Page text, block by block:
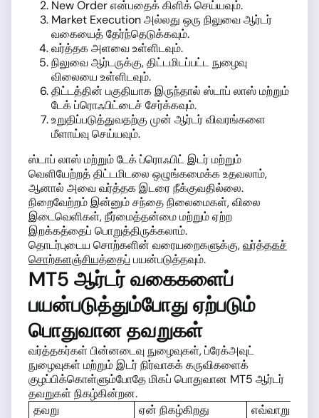
New Order என்பதைக் கிளிக் செய்யவும்.
Market Execution அல்லது ஒரு நிலுவை ஆர்டர்
வகையைத் தேர்ந்தெடுக்கவும்.
வர்த்தக அளவை உள்ளிடவும்.
நிலுவை ஆர்டருக்கு, திட்டமிடப்பட்ட நுழைவு
விலையை உள்ளிடவும்.
திட்டத்தின் பகுதியாக இருந்தால் ஸ்டாப் லாஸ் மற்றும்
டேக் ப்ரொஃபிட்டைச் சேர்க்கவும்.
உறுதிப்படுத்துவதற்கு முன் ஆர்டர் விவரங்களை
மீளாய்வு செய்யவும்.
ஸ்டாப் லாஸ் மற்றும் டேக் ப்ரொஃபிட் இடர் மற்றும்
வெளியேற்றத் திட்டமிடலை ஒழுங்கமைக்க உதவலாம்,
ஆனால் அவை வர்த்தக இடரை நீக்குவதில்லை.
நிறைவேற்றம் இன்னும் சந்தை நிலைமைகள், விலை
இடைவெளிகள், நீர்மைத்தன்மை மற்றும் ஏற்ற
இறக்கத்தைப் பொறுத்திருக்கலாம்.
தொடர்புடைய சொற்களின் வரையறைகளுக்கு,வர்த்தகச்
சொற்களஞ்சியத்தைப் பயன்படுத்தவும்.
MT5 ஆர்டர் வகைகளைப்
பயன்படுத்தும்போது ஏற்படும்
பொதுவான தவறுகள்
வர்த்தகர்கள் பின்னடைவு நுழைவுகள், ப்ரேக்அவுட்
நுழைவுகள் மற்றும் இடர் நிர்வாகக் கருவிகளைக்
குழப்பிக்கொள்ளும்போதே மிகப் பொதுவான MT5 ஆர்டர்
தவறுகள் நிகழ்கின்றன.
தவறு
ஏன் நிகழ்கிறது எவ்வாறு